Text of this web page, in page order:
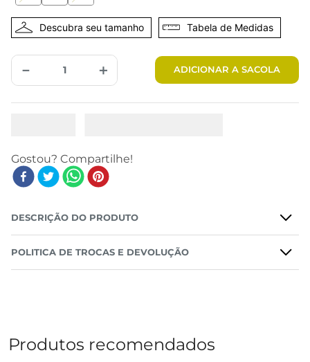
Tabela de Medidas
＋
－ ADICIONAR A SACOLA
DESCRIÇÃO DO PRODUTO
POLITICA DE TROCAS E DEVOLUÇÃO
Produtos recomendados